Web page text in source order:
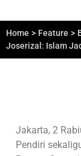
Home > Feature >
Joserizal: Islam
Jakarta, 2
Pendiri